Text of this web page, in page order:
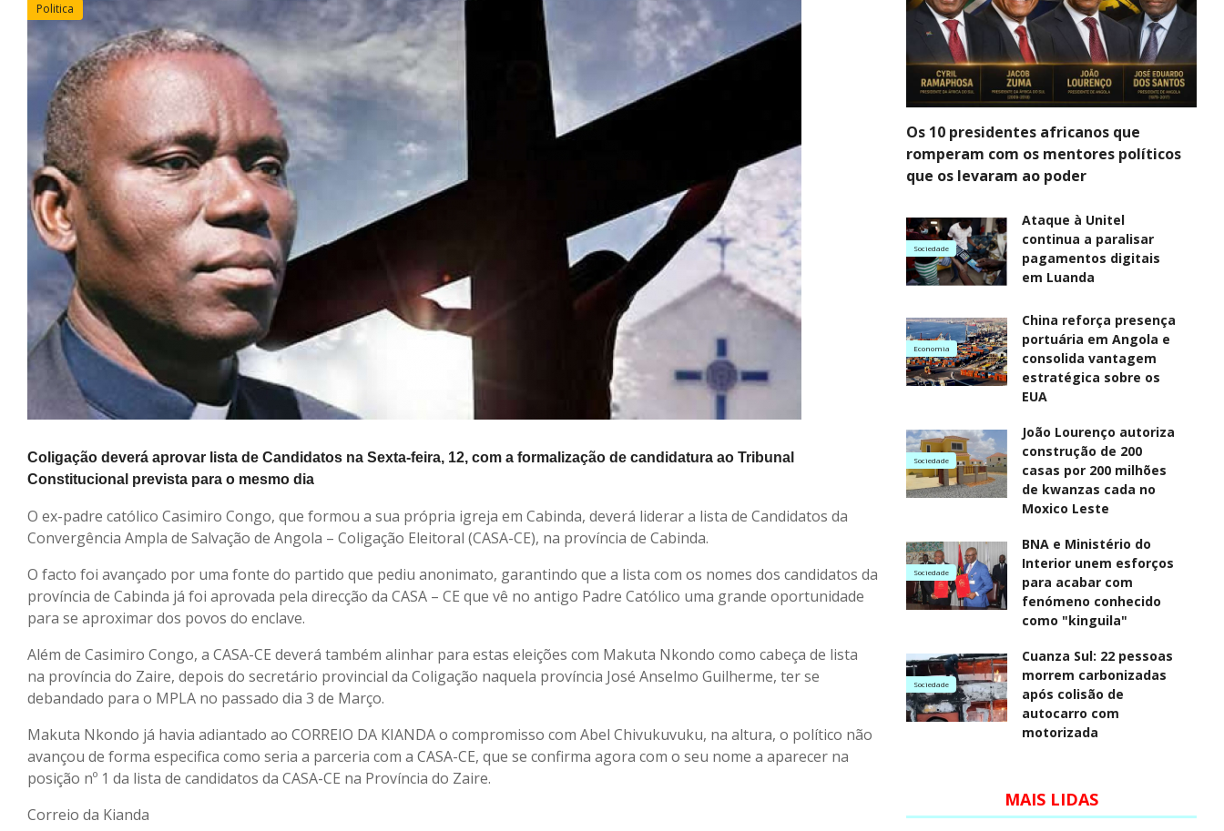
Politica
Coligação deverá aprovar lista de Candidatos na Sexta-feira, 12, com a formalização de candidatura ao Tribunal
Constitucional prevista para o mesmo dia
O ex-padre católico Casimiro Congo, que formou a sua própria igreja em Cabinda, deverá liderar a lista de Candidatos da
Convergência Ampla de Salvação de Angola – Coligação Eleitoral (CASA-CE), na província de Cabinda.
O facto foi avançado por uma fonte do partido que pediu anonimato, garantindo que a lista com os nomes dos candidatos da
província de Cabinda já foi aprovada pela direcção da CASA – CE que vê no antigo Padre Católico uma grande oportunidade
para se aproximar dos povos do enclave.
Além de Casimiro Congo, a CASA-CE deverá também alinhar para estas eleições com Makuta Nkondo como cabeça de lista
na província do Zaire, depois do secretário provincial da Coligação naquela província José Anselmo Guilherme, ter se
debandado para o MPLA no passado dia 3 de Março.
Makuta Nkondo já havia adiantado ao CORREIO DA KIANDA o compromisso com Abel Chivukuvuku, na altura, o político não
avançou de forma especifica como seria a parceria com a CASA-CE, que se confirma agora com o seu nome a aparecer na
posição nº 1 da lista de candidatos da CASA-CE na Província do Zaire.
Correio da Kianda
Os 10 presidentes africanos que
romperam com os mentores políticos
que os levaram ao poder
Sociedade
Ataque à Unitel
continua a paralisar
pagamentos digitais
em Luanda
Economia
China reforça presença
portuária em Angola e
consolida vantagem
estratégica sobre os
EUA
Sociedade
João Lourenço autoriza
construção de 200
casas por 200 milhões
de kwanzas cada no
Moxico Leste
Sociedade
BNA e Ministério do
Interior unem esforços
para acabar com
fenómeno conhecido
como "kinguila"
Sociedade
Cuanza Sul: 22 pessoas
morrem carbonizadas
após colisão de
autocarro com
motorizada
MAIS LIDAS